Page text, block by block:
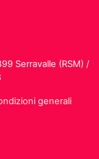
Serravalle (RSM) /
generali